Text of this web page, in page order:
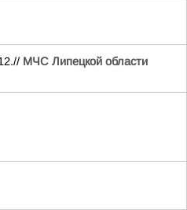
МЧС Липецкой области